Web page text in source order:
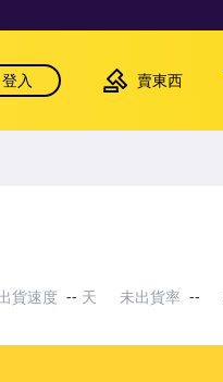
登入 賣東西
貨速度 -- 天 未出貨率 --